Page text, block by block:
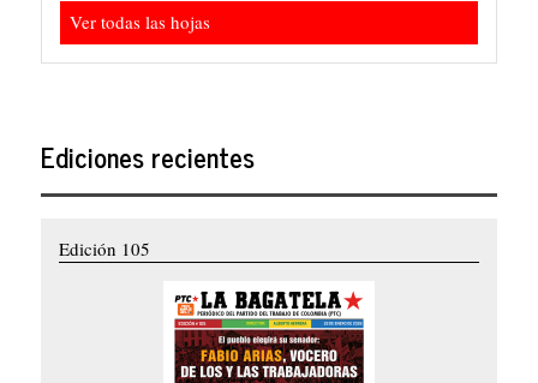
Ver todas las hojas
Ediciones recientes
Edición 105